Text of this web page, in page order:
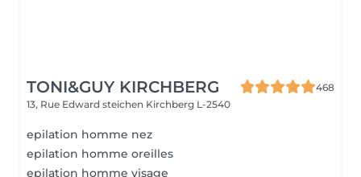
TONI&GUY KIRCHBERG
468
13, Rue Edward steichen Kirchberg L-2540
epilation homme nez
epilation homme oreilles
epilation homme visage